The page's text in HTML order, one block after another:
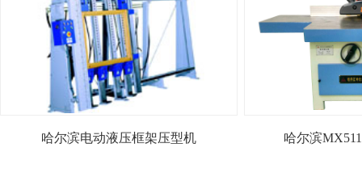
哈尔滨电动液压框架压型机 哈尔滨